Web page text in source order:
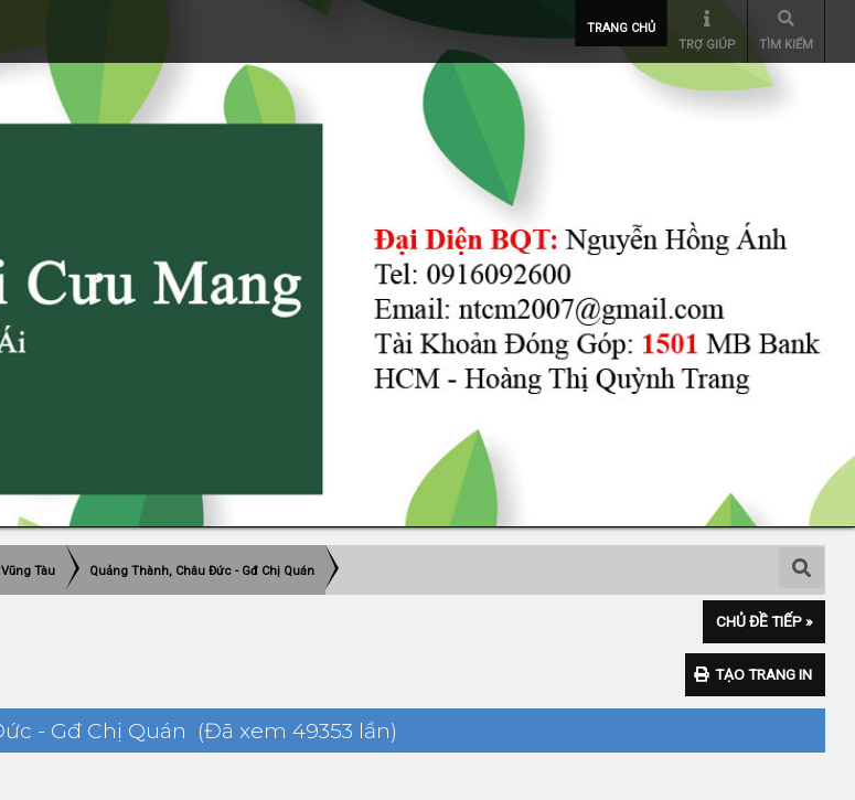
TRANG CHỦ
TRỢ GIÚP
TÌM KIẾM
Tàu Quảng Thành, Châu Đức - Gđ Chị Quán
CHỦ ĐỀ TIẾP »
TẠO TRANG IN
- Gđ Chị Quán (Đã xem 49353 lần)